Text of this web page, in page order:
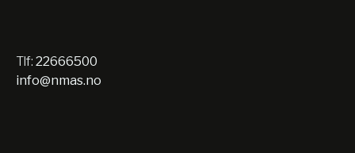
Tlf: 22666500
info@nmas.no